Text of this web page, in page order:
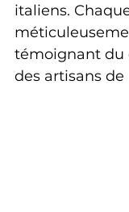
italiens.
témoignant du
des artisans de